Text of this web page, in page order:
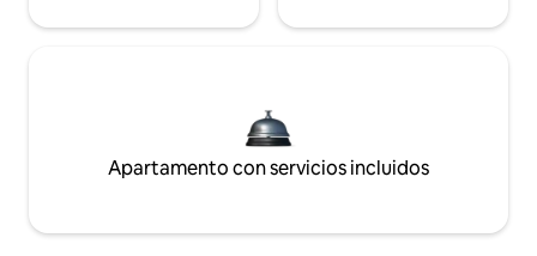
Apartamento con servicios incluidos